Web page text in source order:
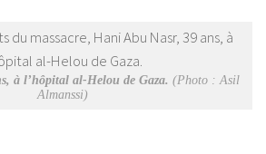
à l’hôpital al-Helou de Gaza. (Photo : Asil
Almanssi)